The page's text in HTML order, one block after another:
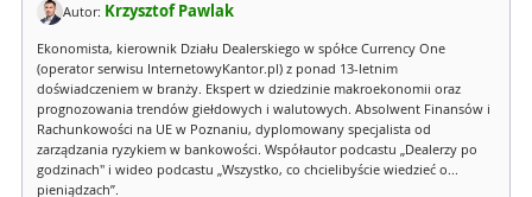
Autor: Krzysztof Pawlak
Ekonomista, kierownik Działu Dealerskiego w spółce Currency One
(operator serwisu InternetowyKantor.pl) z ponad 13-letnim
doświadczeniem w branży. Ekspert w dziedzinie makroekonomii oraz
prognozowania trendów giełdowych i walutowych. Absolwent Finansów i
Rachunkowości na UE w Poznaniu, dyplomowany specjalista od
zarządzania ryzykiem w bankowości. Współautor podcastu „Dealerzy po
godzinach" i wideo podcastu „Wszystko, co chcielibyście wiedzieć o...
pieniądzach”.